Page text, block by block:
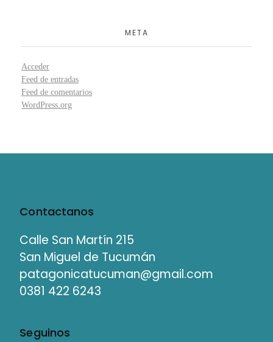
META
Acceder
Feed de entradas
Feed de comentarios
WordPress.org
Contactanos
Calle San Martín 215
San Miguel de Tucumán
patagonicatucuman@gmail.com
0381 422 6243
Seguinos